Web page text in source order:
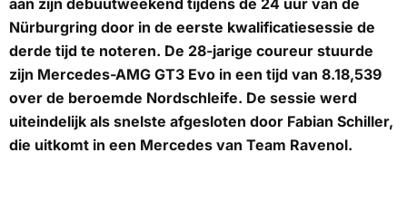
Nürburgring door in de eerste kwalificatiesessie de
derde tijd te noteren. De 28-jarige coureur stuurde
zijn Mercedes-AMG GT3 Evo in een tijd van 8.18,539
over de beroemde Nordschleife. De sessie werd
uiteindelijk als snelste afgesloten door Fabian Schiller,
die uitkomt in een Mercedes van Team Ravenol.